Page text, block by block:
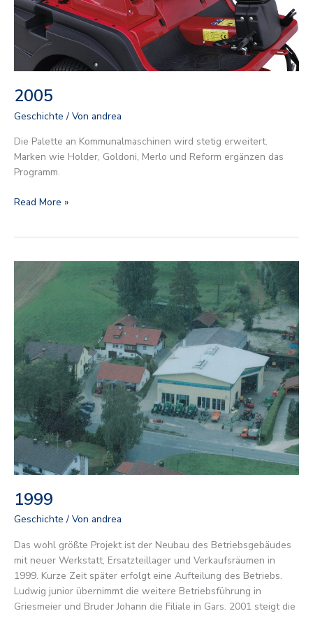
2005
Geschichte / Von andrea
Die Palette an Kommunalmaschinen wird stetig erweitert.
Marken wie Holder, Goldoni, Merlo und Reform ergänzen das
Programm.
Read More »
1999
Geschichte / Von andrea
Das wohl größte Projekt ist der Neubau des Betriebsgebäudes
mit neuer Werkstatt, Ersatzteillager und Verkaufsräumen in
1999. Kurze Zeit später erfolgt eine Aufteilung des Betriebs.
Ludwig junior übernimmt die weitere Betriebsführung in
Griesmeier und Bruder Johann die Filiale in Gars. 2001 steigt die